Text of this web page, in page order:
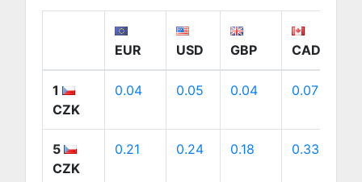
EUR USD GBP CAD
1
CZK
0.04 0.05 0.04 0.07
5
CZK
0.21 0.24 0.18 0.33